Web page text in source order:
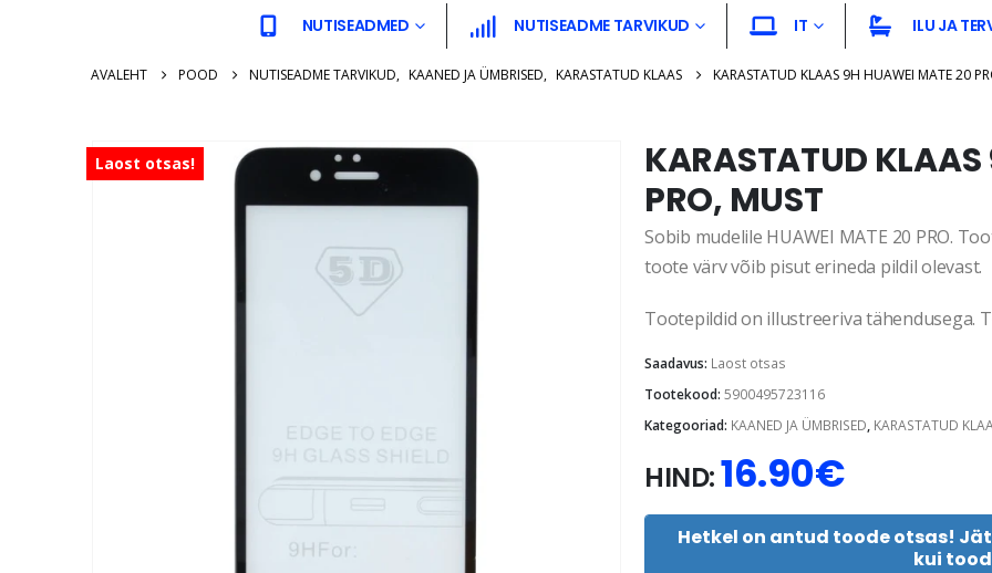
NUTISEADMED NUTISEADME TARVIKUD IT ILU JA
AVALEHT POOD NUTISEADME TARVIKUD, KAANED JA ÜMBRISED, KARASTATUD KLAAS KARASTATUD KLAAS 9H HUAWEI MATE 20
Laost otsas!
KARASTATUD
PRO, MUST
Sobib mudelile HUAWEI MATE 20 PRO.
toote värv võib pisut erineda pildil olevast.
Tootepildid on illustreeriva tähendusega.
Saadavus: Laost otsas
Tootekood: 5900495723116
Kategooriad: KAANED JA ÜMBRISED, KARASTATUD
HIND:16.90€
Hetkel on antud toode otsas!
kui